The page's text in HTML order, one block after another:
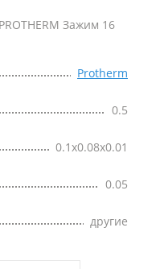
Зажим 16
Protherm
0.5
0.1x0.08x0.01
0.05
другие